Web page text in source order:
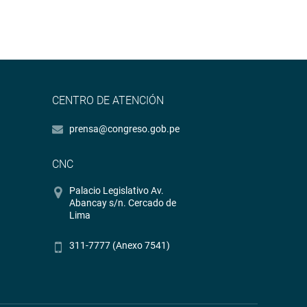
CENTRO DE ATENCIÓN
prensa@congreso.gob.pe
CNC
Palacio Legislativo Av.
Abancay s/n. Cercado de
Lima
311-7777 (Anexo 7541)